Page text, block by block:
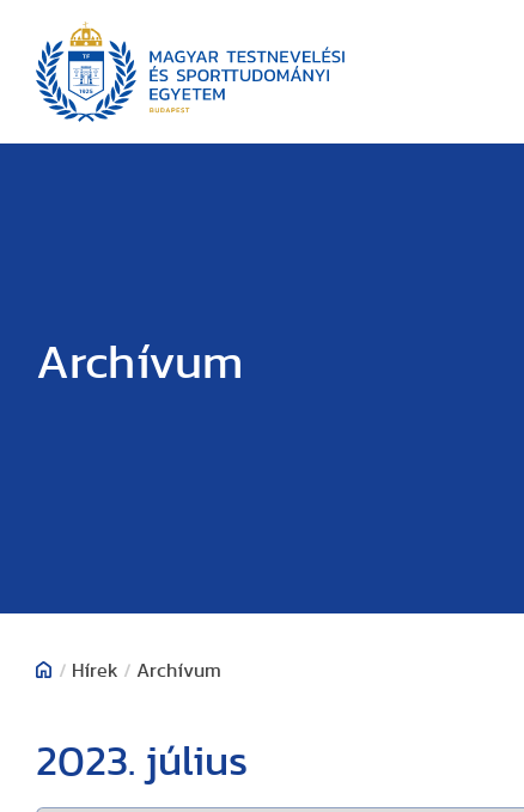
Archívum
/ Hírek / Archívum
2023. július